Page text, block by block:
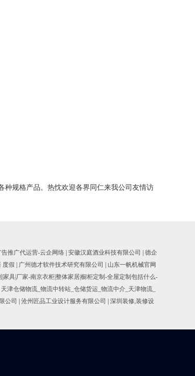
种规格产品。热忱欢迎各界同仁来我公司友情访
推广代运营-云企网络 安徽汉庭酒业科技有限公司
德企
度假 广州德才软件技术研究有限公司
山东一帆机械官网
家具|厂家-南京衣柜|整体家居|橱柜定制-全屋定制包括什么-
天津仓储物流_物流中转站_仓储货运_物流中介_天津物流_
公司 沧州匠品工业设计服务有限公司
深圳装修,装修设